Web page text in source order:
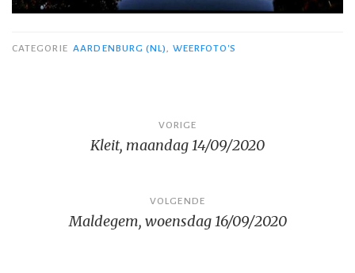
CATEGORIE AARDENBURG (NL) WEERFOTO'S
navigatie
VORIGE
Kleit, maandag 14/09/2020
VOLGENDE
Maldegem, woensdag 16/09/2020